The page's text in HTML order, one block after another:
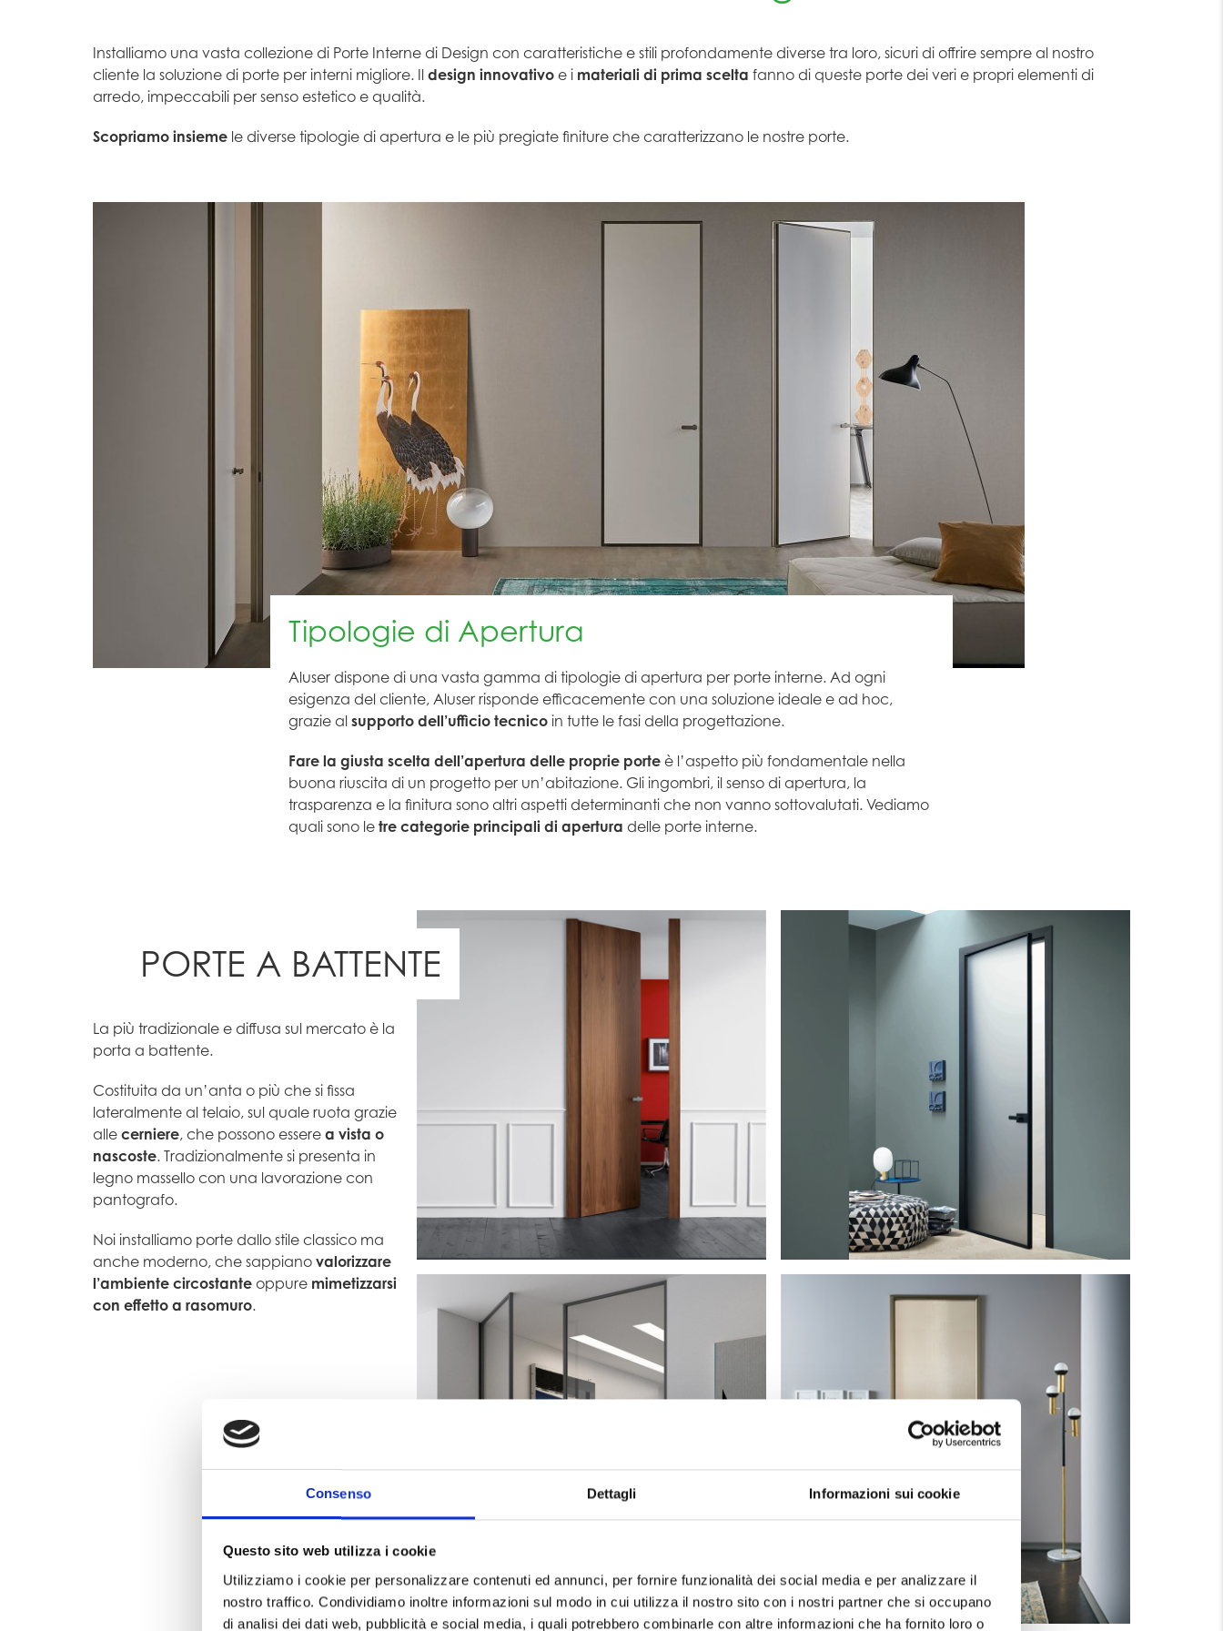
Consenso Dettagli Informazioni sui cookie
Questo sito web utilizza i cookie
Utilizziamo i cookie per personalizzare contenuti ed annunci, per fornire funzionalità dei social media e per analizzare il
nostro traffico. Condividiamo inoltre informazioni sul modo in cui utilizza il nostro sito con i nostri partner che si occupano
di analisi dei dati web, pubblicità e social media, i quali potrebbero combinarle con altre informazioni che ha fornito loro o
Installiamo una vasta collezione di Porte Interne di Design con caratteristiche e stili profondamente diverse tra loro, sicuri di offrire sempre al nostro
cliente la soluzione di porte per interni migliore. Il design innovativo e i materiali di prima scelta fanno di queste porte dei veri e propri elementi di
arredo, impeccabili per senso estetico e qualità.
Scopriamo insieme le diverse tipologie di apertura e le più pregiate finiture che caratterizzano le nostre porte.
Tipologie di Apertura
Aluser dispone di una vasta gamma di tipologie di apertura per porte interne. Ad ogni
esigenza del cliente, Aluser risponde efficacemente con una soluzione ideale e ad hoc,
grazie al supporto dell’ufficio tecnico in tutte le fasi della progettazione.
Fare la giusta scelta dell’apertura delle proprie porte è l’aspetto più fondamentale nella
buona riuscita di un progetto per un’abitazione. Gli ingombri, il senso di apertura, la
trasparenza e la finitura sono altri aspetti determinanti che non vanno sottovalutati. Vediamo
quali sono le tre categorie principali di apertura delle porte interne.
PORTE A BATTENTE
La più tradizionale e diffusa sul mercato è la
porta a battente.
Costituita da un’anta o più che si fissa
lateralmente al telaio, sul quale ruota grazie
alle cerniere, che possono essere a vista o
nascoste. Tradizionalmente si presenta in
legno massello con una lavorazione con
pantografo.
Noi installiamo porte dallo stile classico ma
anche moderno, che sappiano valorizzare
l’ambiente circostante oppure mimetizzarsi
con effetto a rasomuro.